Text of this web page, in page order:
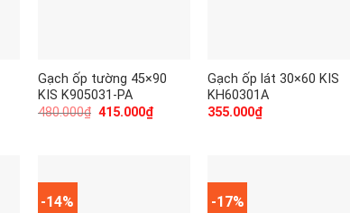
Gạch ốp tường 45×90
KIS K905031-PA
480.000₫ 415.000₫
Gạch ốp lát 30×60 KIS
KH60301A
355.000₫
-14% -17%